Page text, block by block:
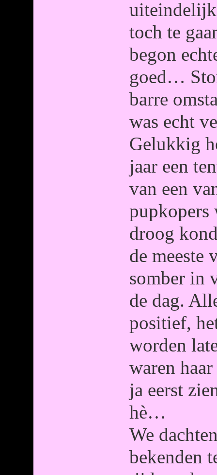
toch te
begon
goed…
barre
was echt
Gelukkig
jaar een
van een
pupkopers
droog
de meeste
somber in
de dag.
positief,
worden
waren
ja eerst
hè…
We
bekenden